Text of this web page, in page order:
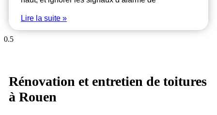
Lire la suite »
Rénovation et entretien de toitures
à Rouen